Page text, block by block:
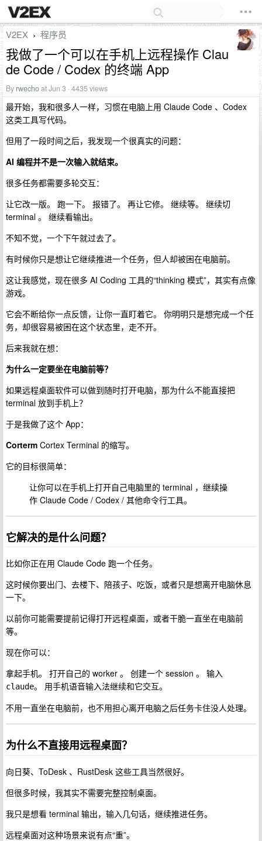
V2EX › 程序员
我做了一个可以在手机上远程操作 Clau
de Code / Codex 的终端 App
By rwechoat Jun 3 · 4435 views
最开始，我和很多人一样，习惯在电脑上用 Claude Code 、Codex
这类工具写代码。
但用了一段时间之后，我发现一个很真实的问题：
AI 编程并不是一次输入就结束。
很多任务都需要多轮交互：
让它改一版。 跑一下。 报错了。 再让它修。 继续等。 继续切
terminal 。 继续看输出。
不知不觉，一个下午就过去了。
有时候你只是想让它继续推进一个任务，但人却被困在电脑前。
这让我感觉，现在很多 AI Coding 工具的“thinking 模式”，其实有点像
游戏。
它会不断给你一点反馈，让你一直盯着它。 你明明只是想完成一个任
务，却很容易被困在这个状态里，走不开。
后来我就在想：
为什么一定要坐在电脑前等？
如果远程桌面软件可以做到随时打开电脑，那为什么不能直接把
terminal 放到手机上？
于是我做了这个 App：
Corterm Cortex Terminal 的缩写。
它的目标很简单：
让你可以在手机上打开自己电脑里的 terminal ，继续操
作 Claude Code / Codex / 其他命令行工具。
它解决的是什么问题？
比如你正在用 Claude Code 跑一个任务。
这时候你要出门、去楼下、陪孩子、吃饭，或者只是想离开电脑休息
一下。
以前你可能需要提前记得打开远程桌面，或者干脆一直坐在电脑前
等。
现在你可以：
拿起手机。 打开自己的 worker 。 创建一个 session 。 输入
claude。 用手机语音输入法继续和它交互。
不用一直坐在电脑前，也不用担心离开电脑之后任务卡住没人处理。
为什么不直接用远程桌面？
向日葵、ToDesk 、RustDesk 这些工具当然很好。
但很多时候，我其实不需要完整控制桌面。
我只是想看 terminal 输出，输入几句话，继续推进任务。
远程桌面对这种场景来说有点“重”。